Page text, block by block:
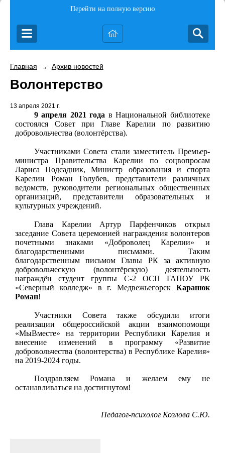
Перейти на полную версию
Главная → Архив новостей
Волонтерство
13 апреля 2021 г.
9 апреля 2021 года в Национальной библиотеке
состоялся Совет при Главе Карелии по развитию
добровольчества (волонтёрства).
Участниками Совета стали заместитель Премьер-
министра Правительства Карелии по соцвопросам
Лариса Подсадник, Министр образования и спорта
Карелии Роман Голубев, представители различных
ведомств, руководители региональных общественных
организаций, представители образовательных и
культурных учреждений.
Глава Карелии Артур Парфенчиков открыл
заседание Совета церемонией награждения волонтеров
почетными знаками «Доброволец Карелии» и
благодарственными письмами. Таким
благодарственным письмом Главы РК за активную
добровольческую (волонтёрскую) деятельность
награждён студент группы С-2 ОСП ГАПОУ РК
«Северный колледж» в г. Медвежьегорск Каранюк
Роман!
Участники Совета также обсудили итоги
реализации общероссийской акции взаимопомощи
«МыВместе» на территории Республики Карелия и
внесение изменений в программу «Развитие
добровольчества (волонтерства) в Республике Карелия»
на 2019-2024 годы.
Поздравляем Романа и желаем ему не
останавливаться на достигнутом!
Педагог-психолог Козлова С.Ю.